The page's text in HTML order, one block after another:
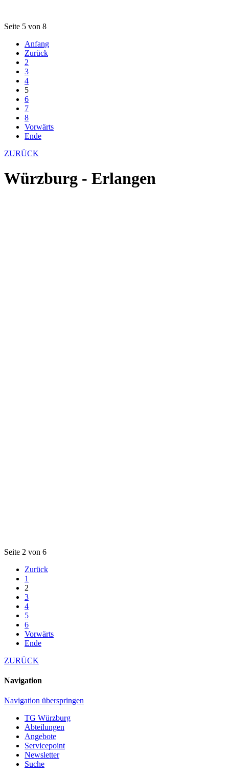
Seite 5 von 8
Anfang
Zurück
2
3
4
5
6
7
8
Vorwärts
Ende
ZURÜCK
Würzburg - Erlangen
Seite 2 von 6
Zurück
1
2
3
4
5
6
Vorwärts
Ende
ZURÜCK
Navigation
Navigation überspringen
TG Würzburg
Abteilungen
Angebote
Servicepoint
Newsletter
Suche